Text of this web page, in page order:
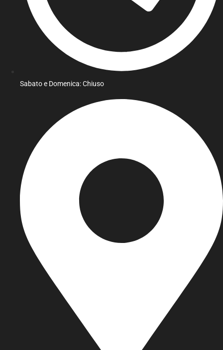
Sabato e Domenica: Chiuso